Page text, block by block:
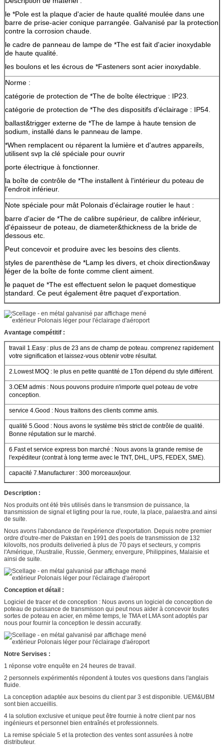
le *Pole est la plaque d'acier de haute qualité moulée dans une
barre de prise-acier conique parrangée. Galvanisé par la protection
contre la corrosion chaude.
le cadre de panneau de lampe de *The est fait d'acier inoxydable
de haute qualité.
les boulons et les écrous de *Fasteners sont acier inoxydable.
Norme :
catégorie de protection de *The de boîte électrique : IP23.
catégorie de protection de *The des dispositifs d'éclairage : IP54.
ballast&trigger externe de *The de lampe à haute tension de
sodium, installé dans le panneau de lampe.
*When remplacent ou réparent la lumière et d'autres appareils,
utilisent svp la clé spéciale pour ouvrir
porte électrique à fonctionner.
la boîte de contrôle de *The installent à l'intérieur du poteau de
l'endroit inférieur.
Note spéciale pour mât Polonais d'éclairage routier le haut :
barre d'acier de *The de calibre supérieur, de calibre inférieur,
d'épaisseur de poteau, de diameter&thickness de la bride de
dessous etc.
Peut concevoir et produire avec les besoins des clients.
styles de parenthèse de *Lamp les divers, et choix direction&way
léger de la boîte de fonte comme client aiment.
le paquet de *The est effectuent selon le paquet domestique
standard. Ce peut également être paquet d'exportation.
Avantage compétitif :
travail 1.Easy : plus de 23 ans de champ de poteau. comprenez rapidement
votre signification et laissez-vous obtenir votre résultat.
2.Lowest MOQ : le plus en petite quantité de 1Ton dépend du style différent.
3.OEM admis : Nous pouvons produire n'importe quel poteau de votre
conception.
service 4.Good : Nous traitons des clients comme amis.
qualité 5.Good : Nous avons le système très strict de contrôle de qualité.
Bonne réputation sur le marché.
6.Fast et service express bon marché : Nous avons la grande remise de
l'expéditeur (contrat à long terme avec le TNT, DHL, UPS, FEDEX, SME).
capacité 7.Manufacturer : 300 morceaux/jour.
Description :
Nos produits ont été très utilisés dans le transmsion de puissance, la
transmission de signal et ligting pour la rue, route, la place, palaestra.and ainsi
de suite.
Nous avons l'abondance de l'expérience d'exportation. Depuis notre premier
ordre d'outre-mer de Pakstan en 1991 des poels de transmission de 132
kilovolts, nos produits deliveried à plus de 70 pays et secteurs, y compris
l'Amérique, l'Australie, Russie, Genmery, envergure, Philippines, Malaisie et
ainsi de suite.
Conception et détail :
Logiciel de tracer et de conception : Nous avons un logiciel de conception de
poteau de puissance de transmisson qui peut nous aider à concevoir toutes
sortes de poteau en acier, en même temps, le TMA et LMA sont adoptés par
nous pour fournir la conception le dessin accuratly.
Notre Servises :
1 réponse votre enquête en 24 heures de travail.
2 personnels expérimentés répondent à toutes vos questions dans l'anglais
fluide.
La conception adaptée aux besoins du client par 3 est disponible. UEM&UBM
sont bien accueillis.
4 la solution exclusive et unique peut être fournie à notre client par nos
ingénieurs et personnel bien entraînés et professionnels.
La remise spéciale 5 et la protection des ventes sont assurées à notre
distributeur.